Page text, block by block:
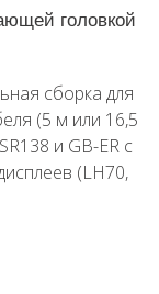
головкой
сборка для
(5 м или 16,5
и GB-ER с
(LH70,